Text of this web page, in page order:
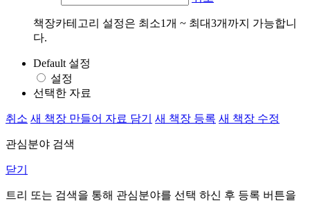
책장카테고리 설정은 최소1개 ~ 최대3개까지 가능합니
다.
Default 설정
설정
선택한 자료
취소 새 책장 만들어 자료 담기 새 책장 등록 새 책장 수정
관심분야 검색
닫기
트리 또는 검색을 통해 관심분야를 선택 하신 후 등록 버튼을